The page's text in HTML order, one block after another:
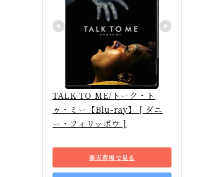
TALK TO ME/トーク・ト
ゥ・ミー【Blu-ray】 [ ダニ
ー・フィリッポウ ]
楽天市場で見る